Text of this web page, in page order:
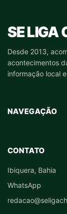
SE LIGA
Desde 2013,
acontecimentos
informação local
NAVEGAÇÃO
CONTATO
Ibiquera, Bahia
WhatsApp